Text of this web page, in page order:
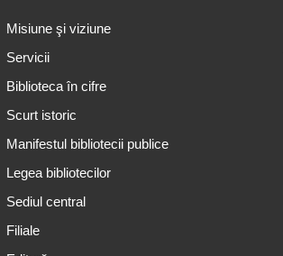
Misiune şi viziune
Servicii
Biblioteca în cifre
Scurt istoric
Manifestul bibliotecii publice
Legea bibliotecilor
Sediul central
Filiale